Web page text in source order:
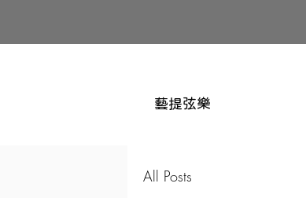
藝提弦樂
All Posts